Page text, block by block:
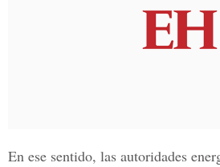
En ese sentido, las autoridades